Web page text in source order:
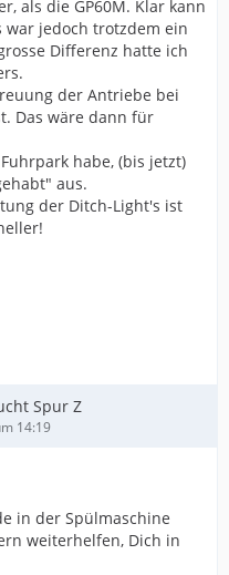
als die GP60M. Klar kann
war jedoch trotzdem ein
Differenz hatte ich
der Antriebe bei
Das wäre dann für
habe, (bis jetzt)
aus.
der Ditch-Light's ist
Spur Z
14:19
in der Spülmaschine
weiterhelfen, Dich in